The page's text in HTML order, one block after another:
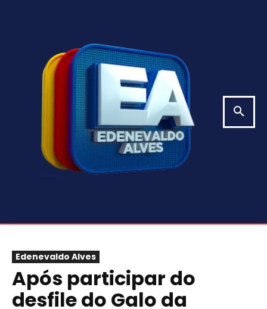
Edenevaldo Alves
Após participar do
desfile do Galo da